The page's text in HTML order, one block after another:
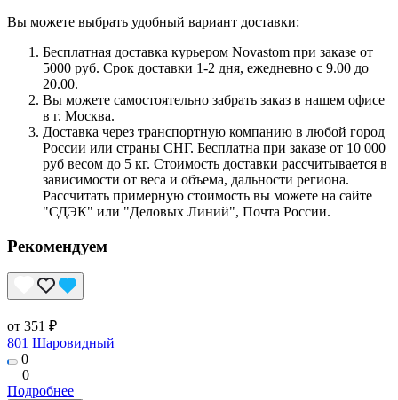
Вы можете выбрать удобный вариант доставки:
Бесплатная доставка курьером Novastom при заказе от
5000 руб. Срок доставки 1-2 дня, ежедневно с 9.00 до
20.00.
Вы можете самостоятельно забрать заказ в нашем офисе
в г. Москва.
Доставка через транспортную компанию в любой город
России или страны СНГ. Бесплатна при заказе от 10 000
руб весом до 5 кг. Стоимость доставки рассчитывается в
зависимости от веса и объема, дальности региона.
Рассчитать примерную стоимость вы можете на сайте
"СДЭК" или "Деловых Линий", Почта России.
Рекомендуем
от 351 ₽
801 Шаровидный
0
0
Подробнее